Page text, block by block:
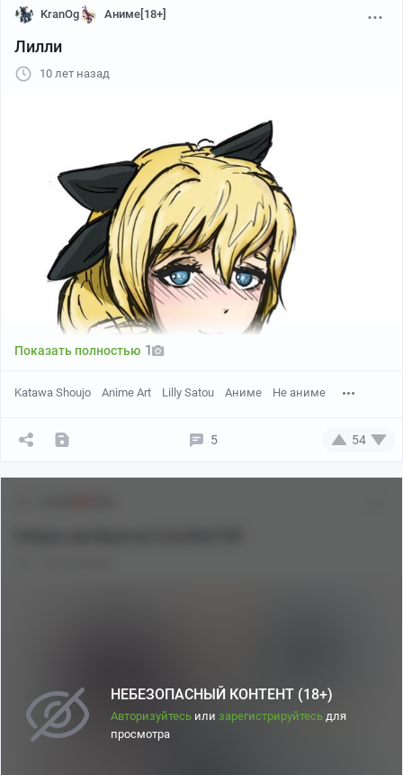
KranOg Аниме[18+]
Лилли
10 лет назад
Показать полностью 1
Katawa Shoujo Anime Art Lilly Satou Аниме Не аниме
5 54
НЕБЕЗОПАСНЫЙ КОНТЕНТ (18+)
Авторизуйтесь или зарегистрируйтесь для
просмотра